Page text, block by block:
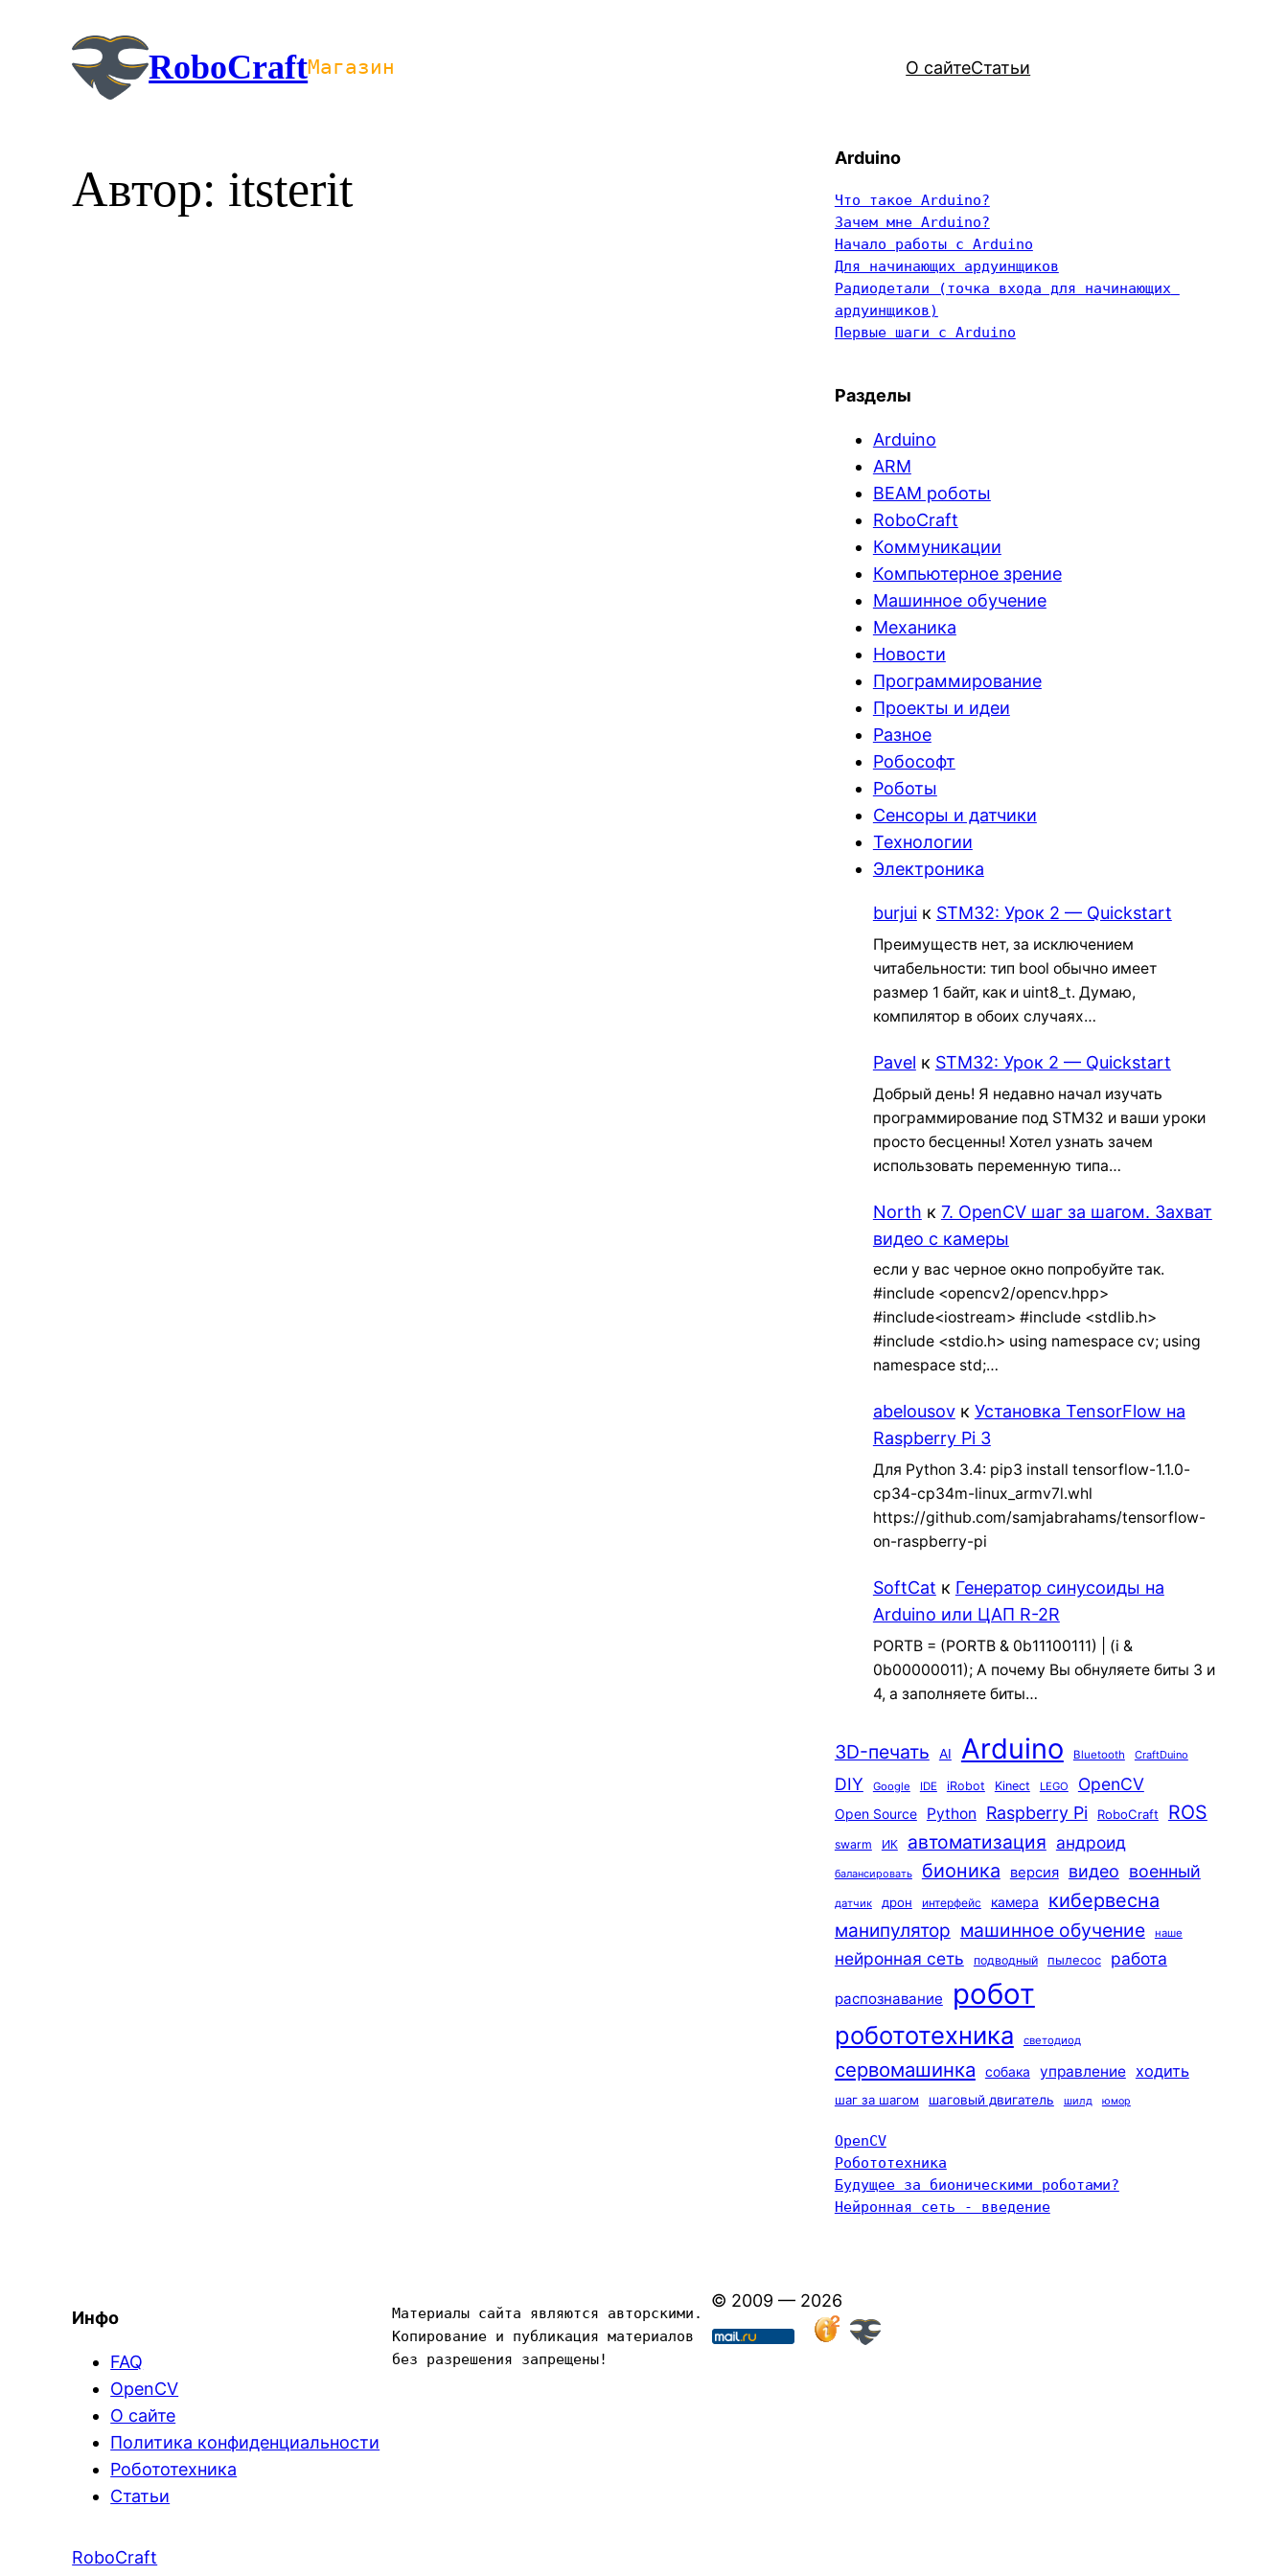
содержимому
RoboCraftМагазин О сайтеСтатьи
Автор: itsterit
Arduino
Что такое Arduino?
Зачем мне Arduino?
Начало работы с Arduino
Для начинающих ардуинщиков
Радиодетали (точка входа для начинающих
ардуинщиков)
Первые шаги с Arduino
Разделы
Arduino
ARM
BEAM роботы
RoboCraft
Коммуникации
Компьютерное зрение
Машинное обучение
Механика
Новости
Программирование
Проекты и идеи
Разное
Робософт
Роботы
Сенсоры и датчики
Технологии
Электроника
burjuiк STM32: Урок 2 — Quickstart
Преимуществ нет, за исключением
читабельности: тип bool обычно имеет
размер 1 байт, как и uint8_t. Думаю,
компилятор в обоих случаях…
Pavel к STM32: Урок 2 — Quickstart
Добрый день! Я недавно начал изучать
программирование под STM32 и ваши уроки
просто бесценны! Хотел узнать зачем
использовать переменную типа…
North к 7. OpenCV шаг за шагом. Захват
видео с камеры
если у вас черное окно попробуйте так.
#include <opencv2/opencv.hpp>
#include<iostream> #include <stdlib.h>
#include <stdio.h> using namespace cv; using
namespace std;…
abelousovк Установка TensorFlow на
Raspberry Pi 3
Для Python 3.4: pip3 install tensorflow-1.1.0-
cp34-cp34m-linux_armv7l.whl
https://github.com/samjabrahams/tensorflow-
on-raspberry-pi
SoftCat к Генератор синусоиды на
Arduino или ЦАП R-2R
PORTB = (PORTB & 0b11100111) | (i &
0b00000011); А почему Вы обнуляете биты 3 и
4, а заполняете биты…
3D-печать AI Arduino Bluetooth CraftDuino
DIY Google IDE iRobot Kinect LEGO OpenCV
Open Source Python Raspberry Pi RoboCraft ROS
swarm ИК автоматизация андроид
балансировать бионика версия видео военный
датчик дрон интерфейс камера кибервесна
манипулятор машинное обучение наше
нейронная сеть подводный пылесос работа
распознавание робот
робототехника светодиод
сервомашинка собака управление ходить
шаг за шагом шаговый двигатель шилд юмор
OpenCV
Робототехника
Будущее за бионическими роботами?
Нейронная сеть - введение
Инфо
FAQ
OpenCV
О сайте
Политика конфиденциальности
Робототехника
Статьи
Материалы сайта являются авторскими.
Копирование и публикация материалов
без разрешения запрещены!
© 2009 — 2026
RoboCraft